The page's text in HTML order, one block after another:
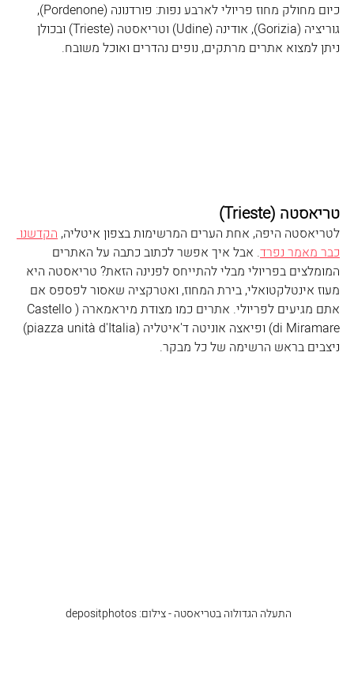
כיום מחולק מחוז פריולי לארבע נפות: פורדנונה (Pordenone
),
גוריציה (Gorizia), אודינה (Udine) וטריאסטה (Trieste) ובכולן
ניתן למצוא אתרים מרתקים, נופים נהדרים ואוכל משובח.
טריאסטה (Trieste )
לטריאסטה היפה, אחת הערים המרשימות בצפון איטליה, הקדשנו
כבר מאמר נפרד. אבל איך אפשר לכתוב כתבה על האתרים
המומלצים בפריולי מבלי להתייחס לפנינה הזאת? טריאסטה היא
מעוז אינטלקטואלי, בירת המחוז, ואטרקציה שאסור לפספס אם
אתם מגיעים לפריולי. אתרים כמו מצודת מיראמארה (Castello
di Miramare) ופיאצה אוניטה ד'איטליה (piazza unità d'Italia
)
ניצבים בראש הרשימה של כל מבקר.
התעלה הגדולוה בטריאסטה - צילום: depositphotos